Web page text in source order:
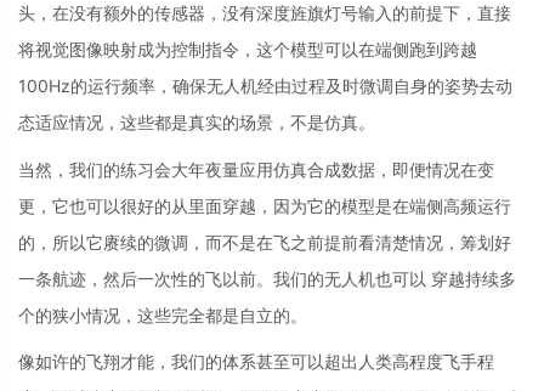
头，在没有额外的传感器，没有深度旌旗灯号输入的前提下，直接
将视觉图像映射成为控制指令，这个模型可以在端侧跑到跨越
100Hz的运行频率，确保无人机经由过程及时微调自身的姿势去动
态适应情况，这些都是真实的场景，不是仿真。
当然，我们的练习会大年夜量应用仿真合成数据，即便情况在变
更，它也可以很好的从里面穿越，因为它的模型是在端侧高频运行
的，所以它赓续的微调，而不是在飞之前提前看清楚情况，筹划好
一条航迹，然后一次性的飞以前。我们的无人机也可以 穿越持续多
个的狭小情况，这些完全都是自立的。
像如许的飞翔才能，我们的体系甚至可以超出人类高程度飞手程